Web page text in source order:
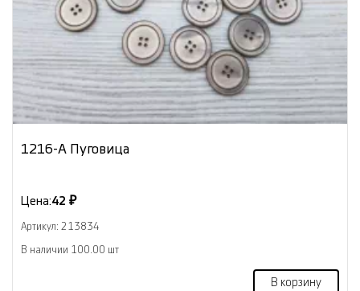
1216-А Пуговица
Цена:42 ₽
Артикул: 213834
В наличии 100.00 шт
В корзину